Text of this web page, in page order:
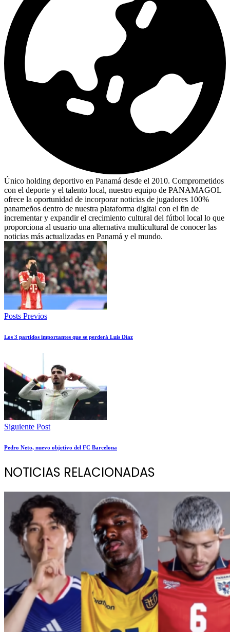
Único holding deportivo en Panamá desde el 2010. Comprometidos
con el deporte y el talento local, nuestro equipo de PANAMAGOL
ofrece la oportunidad de incorporar noticias de jugadores 100%
panameños dentro de nuestra plataforma digital con el fin de
incrementar y expandir el crecimiento cultural del fútbol local lo que
proporciona al usuario una alternativa multicultural de conocer las
noticias más actualizadas en Panamá y el mundo.
Posts Previos
Los 3 partidos importantes que se perderá Luis Díaz
Siguiente Post
Pedro Neto, nuevo objetivo del FC Barcelona
NOTICIAS RELACIONADAS